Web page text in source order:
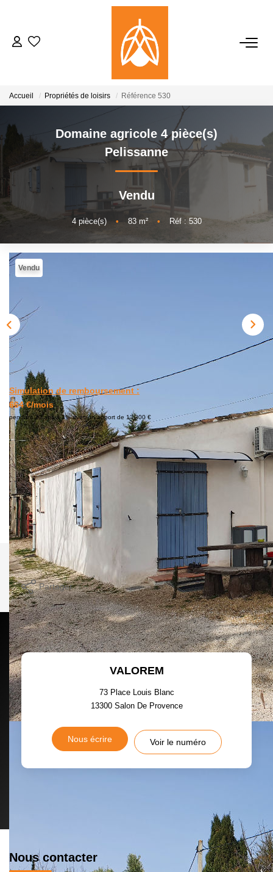
NOTRE AGENCE
Notre Équipe
Nos Actualités
ACHETER
LOUER
GESTION
Accueil Propriétés de loisirs Référence 530
Domaine agricole 4 pièce(s)
Pelissanne
Vendu
4pièce(s) • 83m² • Réf : 530
Vendu
Simulation de remboursement :
664 €/mois
pendant 20 ans à 3% avec un apport de 13 300 €
Description
Réf : 530
Nos honoraires Nous contacter
Imprimer
Partager Calculer mon budget
VALOREM
73 Place Louis Blanc
13300 Salon De Provence
Nous écrire Voir le numéro
Nous contacter